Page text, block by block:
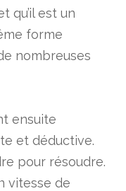
qu’il est un
forme
nombreuses
ensuite
et déductive.
pour résoudre.
vitesse de